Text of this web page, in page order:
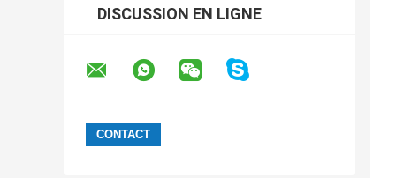
DISCUSSION EN LIGNE